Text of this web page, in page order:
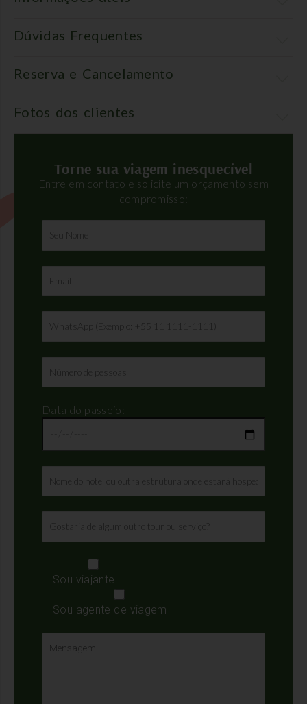
Dúvidas Frequentes
Reserva e Cancelamento
Fotos dos clientes
Torne sua viagem inesquecível
Entre em contato e solicite um orçamento sem
compromisso:
Data do passeio:
Sou viajante
Sou agente de viagem